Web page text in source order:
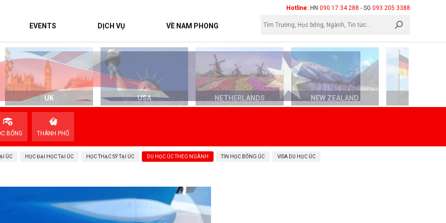
Hotline: HN 090 17 34 288 - SG 093 205 3388
EVENTS DỊCH VỤ VỀ NAM PHONG
UK USA NETHERLANDS NEW ZEALAND
BỔNG THÀNH PHỐ
ÚC HỌC ĐẠI HỌC TẠI ÚC HỌC THẠC SỸ TẠI ÚC DU HỌC ÚC THEO NGÀNH TIN HỌC BỔNG ÚC VISA DU HỌC ÚC